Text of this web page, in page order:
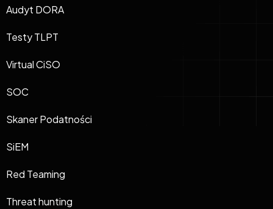
Audyt DORA
Testy TLPT
Virtual CiSO
SOC
Skaner Podatności
SiEM
Red Teaming
Threat hunting